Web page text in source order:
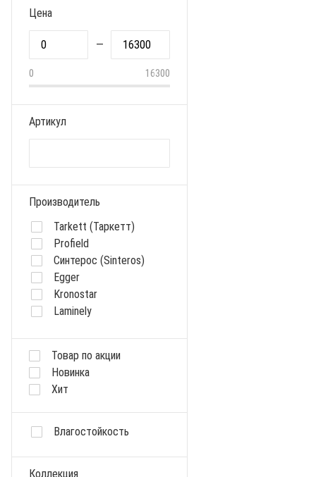
Цена
—
0 16300
Артикул
Производитель
Tarkett (Таркетт)
Profield
Синтерос (Sinteros)
Egger
Kronostar
Laminely
Cronafloor
Kronospan
Kaindl
KronoSwiss
Kronopol
Товар по акции
Новинка
Хит
Влагостойкость
Коллекция